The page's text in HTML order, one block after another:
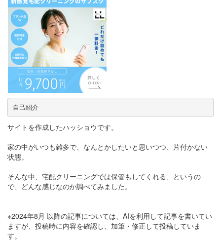
自己紹介
サイトを作成したハッショウです。
家の中がいつも雑多で、なんとかしたいと思いつつ、片付かない
状態。
そんな中、宅配クリーニングでは保管もしてくれる、というの
で、どんな感じなのか調べてみました。
※2024年8月 以降の記事については、AIを利用して記事を書いてい
ますが、投稿時に内容を確認し、加筆・修正して投稿していま
す。